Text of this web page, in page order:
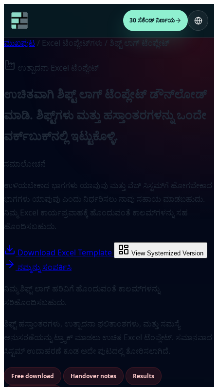
30 ಸೆಕೆಂಡ್ ನಿರ್ಣಯ
ಮುಖಪುಟ / Excel ಟೆಂಪ್ಲೇಟ್‌ಗಳು / ಶಿಫ್ಟ್ ಲಾಗ್ ಟೆಂಪ್ಲೇಟ್
ಉತ್ಪಾದನಾ Excel ಟೆಂಪ್ಲೇಟ್
ಉಚಿತವಾಗಿ ಶಿಫ್ಟ್ ಲಾಗ್ ಟೆಂಪ್ಲೇಟ್ ಡೌನ್‌ಲೋಡ್
ಮಾಡಿ. ಶಿಫ್ಟ್‌ಗಳು ಮತ್ತು ಹಸ್ತಾಂತರಗಳನ್ನು ಒಂದೇ
ವರ್ಕ್‌ಬುಕ್‌ನಲ್ಲಿ ಇಟ್ಟುಕೊಳ್ಳಿ.
ಸಮಾಲೋಚನೆ
ಉಳಿಯಬೇಕಾದ ಭಾಗಗಳು ಯಾವುವು ಮತ್ತು ವೆಬ್ ಸಿಸ್ಟಮ್‌ಗೆ ಹೋಗಬೇಕಾದ
ಭಾಗಗಳು ಯಾವುವು ಎಂದು ನಿರ್ಧರಿಸಲು ನಾವು ಸಹಾಯ ಮಾಡಬಹುದು.
ನಿಮ್ಮ Excel ಕಾರ್ಯಪ್ರವಾಹಕ್ಕೆ ಹೊಂದುವಂತೆ ಕಾಲಮ್‌ಗಳನ್ನು ಸಹ
ಹೊಂದಿಸಬಹುದು.
Download Excel Template View Systemized Version
ನಮ್ಮನ್ನು ಸಂಪರ್ಕಿಸಿ
ನಿಮ್ಮ ಶಿಫ್ಟ್ ಲಾಗ್ ಹರಿವಿಗೆ ಹೊಂದುವಂತೆ ಕಾಲಮ್‌ಗಳನ್ನು
ಸರಿಹೊಂದಿಸಬಹುದು.
ಶಿಫ್ಟ್ ಹಸ್ತಾಂತರಗಳು, ಉತ್ಪಾದನಾ ಫಲಿತಾಂಶಗಳು, ಮತ್ತು ಸಮಸ್ಯೆ
ಅನುಸರಣೆಯನ್ನು ಟ್ರ್ಯಾಕ್ ಮಾಡಲು ಉಚಿತ Excel ಟೆಂಪ್ಲೇಟ್. ಸಮಾನವಾದ
ಸಿಸ್ಟಮ್ ಉದಾಹರಣೆ ಕೂಡ ಅದೇ ಪುಟದಲ್ಲಿ ತೋರಿಸಲಾಗಿದೆ.
Free download Handover notes Results